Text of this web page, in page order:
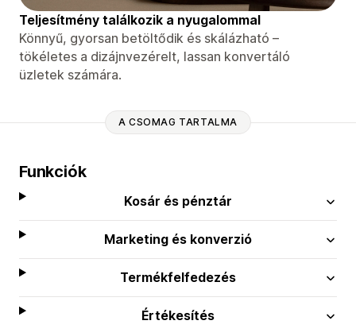
Teljesítmény találkozik a nyugalommal
Könnyű, gyorsan betöltődik és skálázható –
tökéletes a dizájnvezérelt, lassan konvertáló
üzletek számára.
A CSOMAG TARTALMA
Funkciók
Kosár és pénztár
Marketing és konverzió
Termékfelfedezés
Értékesítés